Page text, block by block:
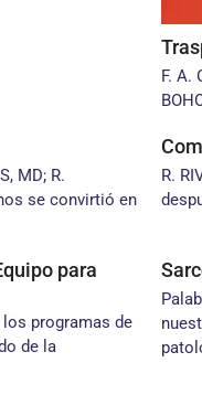
F. A.
MD; R.
se convirtió en
R.
para
los programas de
de la